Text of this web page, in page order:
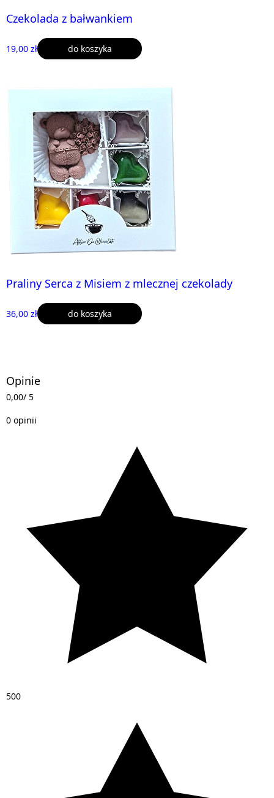
Czekolada z bałwankiem
19,00 zł do koszyka
Praliny Serca z Misiem z mlecznej czekolady
36,00 zł do koszyka
Opinie
0,00/ 5
0 opinii
500